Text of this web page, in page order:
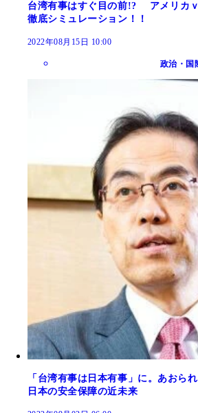
台湾有事はすぐ目の前!? アメリカ
徹底シミュレーション！！
2022年08月15日 10:00
政治・国
「台湾有事は日本有事」に。あおら
日本の安全保障の近未来